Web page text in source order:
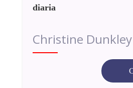
diaria
Christine Dunkley